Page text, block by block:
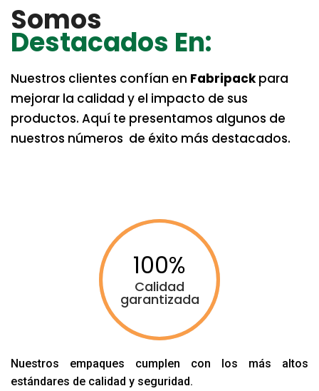
Somos
Destacados En:
Nuestros clientes confían en Fabripackpara
mejorar la calidad y el impacto de sus
productos. Aquí te presentamos algunos de
nuestros números de éxito más destacados.
100
Calidad
garantizada
Nuestros empaques cumplen con los más altos
estándares de calidad y seguridad.